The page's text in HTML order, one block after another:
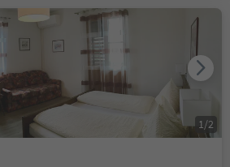
1 /2